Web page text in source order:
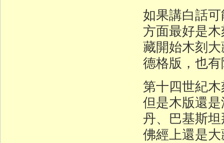
如果講白話
方面最好是
藏開始木刻
德格版，也
第十四世紀
但是木版還
丹、巴基斯
佛經上還是